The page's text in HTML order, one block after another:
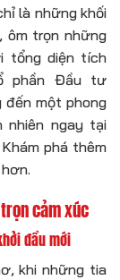
là những khối
ôm trọn những
tổng diện tích
phần Đầu tư
đến một phong
nhiên ngay tại
phá thêm
cảm xúc
đầu mới
khi những tia